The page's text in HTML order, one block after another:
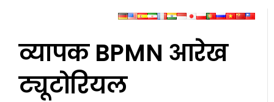
व्यापक BPMN आरेख
ट्यूटोरियल